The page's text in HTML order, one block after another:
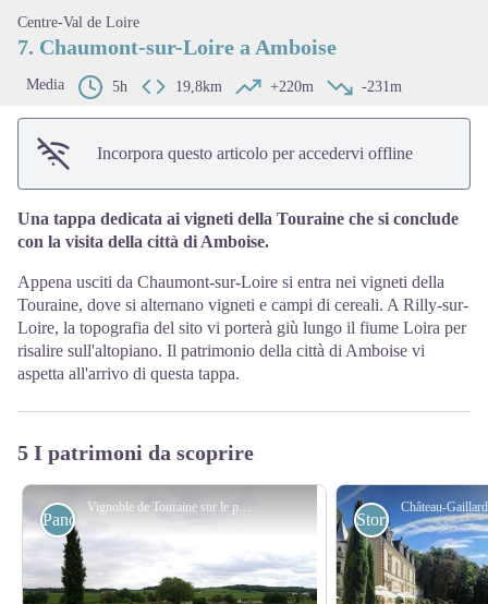
Centre-Val de Loire
7. Chaumont-sur-Loire a Amboise
Media 5h 19,8km +220m -231m
Incorpora questo articolo per accedervi offline
Una tappa dedicata ai vigneti della Touraine che si conclude
con la visita della città di Amboise.
Appena usciti da Chaumont-sur-Loire si entra nei vigneti della
Touraine, dove si alternano vigneti e campi di cereali. A Rilly-sur-
Loire, la topografia del sito vi porterà giù lungo il fiume Loira per
risalire sull'altopiano. Il patrimonio della città di Amboise vi
aspetta all'arrivo di questa tappa.
5 I patrimoni da scoprire
Vignoble de Touraine sur le plateau de Montsoreau - Amis saint Colomban
Panoramiche Storici